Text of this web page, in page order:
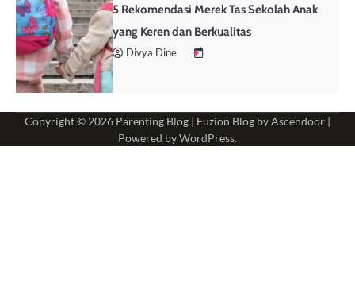
5 Rekomendasi Merek Tas Sekolah Anak
yang Keren dan Berkualitas
Divya Dine
Copyright © 2026 Parenting Blog | Fuzion Blog byAscendoor |
Powered byWordPress.